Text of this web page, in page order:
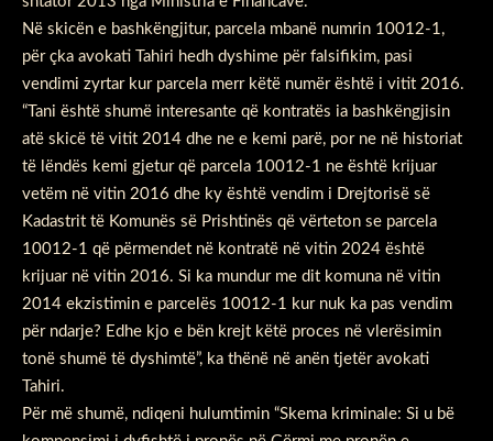
Në skicën e bashkëngjitur, parcela mbanë numrin 10012-1,
për çka avokati Tahiri hedh dyshime për falsifikim, pasi
vendimi zyrtar kur parcela merr këtë numër është i vitit 2016.
“Tani është shumë interesante që kontratës ia bashkëngjisin
atë skicë të vitit 2014 dhe ne e kemi parë, por ne në historiat
të lëndës kemi gjetur që parcela 10012-1 ne është krijuar
vetëm në vitin 2016 dhe ky është vendim i Drejtorisë së
Kadastrit të Komunës së Prishtinës që vërteton se parcela
10012-1 që përmendet në kontratë në vitin 2024 është
krijuar në vitin 2016. Si ka mundur me dit komuna në vitin
2014 ekzistimin e parcelës 10012-1 kur nuk ka pas vendim
për ndarje? Edhe kjo e bën krejt këtë proces në vlerësimin
tonë shumë të dyshimtë”, ka thënë në anën tjetër avokati
Tahiri.
Për më shumë, ndiqeni hulumtimin “Skema kriminale: Si u bë